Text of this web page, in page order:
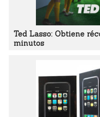
Ted Lasso: Obtiene
minutos